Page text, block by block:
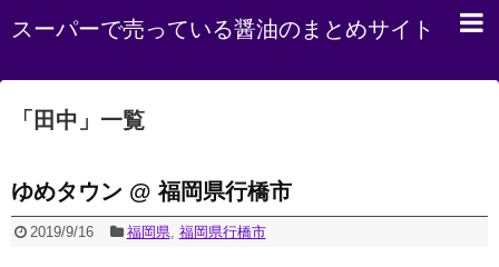
スーパーで売っている醤油のまとめサイト
「 田中 」 一覧
ゆめタウン @ 福岡県行橋市
2019/9/16 福岡県, 福岡県行橋市